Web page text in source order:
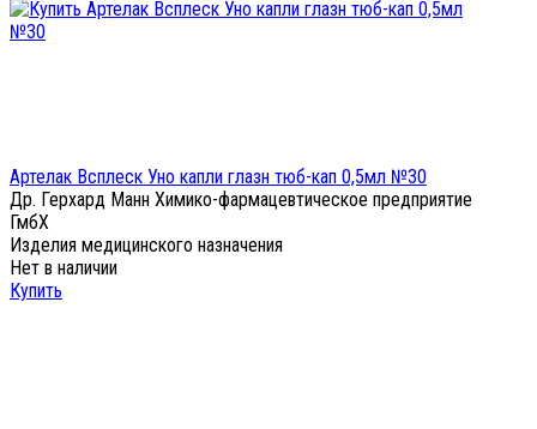
Артелак Всплеск Уно капли глазн тюб-кап 0,5мл №30
Др. Герхард Манн Химико-фармацевтическое предприятие
ГмбХ
Изделия медицинского назначения
Нет в наличии
Купить